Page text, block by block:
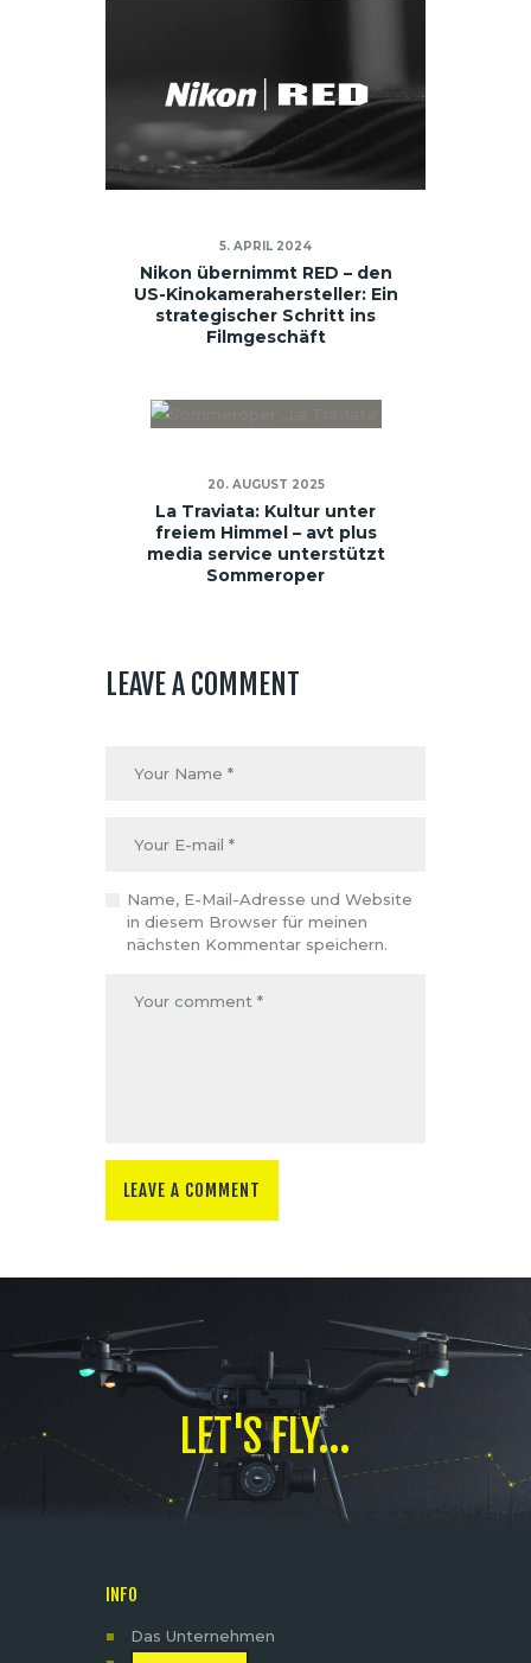
5. APRIL 2024
Nikon übernimmt RED – den
US-Kinokamerahersteller: Ein
strategischer Schritt ins
Filmgeschäft
20. AUGUST 2025
La Traviata: Kultur unter
freiem Himmel – avt plus
media service unterstützt
Sommeroper
LEAVE A COMMENT
Name, E-Mail-Adresse und Website
in diesem Browser für meinen
nächsten Kommentar speichern.
LET'S FLY...
INFO
Das Unternehmen